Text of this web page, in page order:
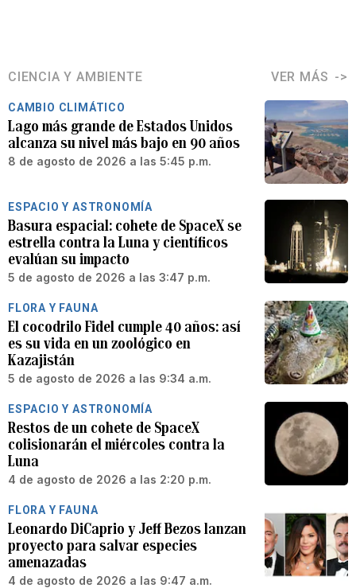
CIENCIA Y AMBIENTE VER MÁS
CAMBIO CLIMÁTICO
Lago más grande de Estados Unidos
alcanza su nivel más bajo en 90 años
8 de agosto de 2026 a las 5:45 p.m.
ESPACIO Y ASTRONOMÍA
Basura espacial: cohete de SpaceX se
estrella contra la Luna y científicos
evalúan su impacto
5 de agosto de 2026 a las 3:47 p.m.
FLORA Y FAUNA
El cocodrilo Fidel cumple 40 años: así
es su vida en un zoológico en
Kazajistán
5 de agosto de 2026 a las 9:34 a.m.
ESPACIO Y ASTRONOMÍA
Restos de un cohete de SpaceX
colisionarán el miércoles contra la
Luna
4 de agosto de 2026 a las 2:20 p.m.
FLORA Y FAUNA
Leonardo DiCaprio y Jeff Bezos lanzan
proyecto para salvar especies
amenazadas
4 de agosto de 2026 a las 9:47 a.m.